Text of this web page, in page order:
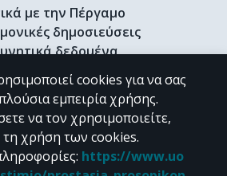
με την Πέργαμο
δημοσιεύσεις
δεδομένα
& Γκρίζα βιβλιογραφία
Ερευνητή
CC BY-NC 4.0
cookies για να σας
εμπειρία χρήσης.
να τον χρησιμοποιείτε,
τη χρήση των cookies.
: https://www.uo